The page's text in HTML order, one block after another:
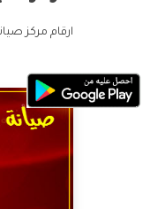
ارقام مركز